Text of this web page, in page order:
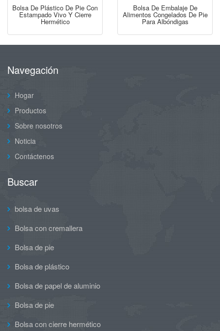
Bolsa De Plástico De Pie Con
Estampado Vivo Y Cierre
Hermético
Bolsa De Embalaje De
Alimentos Congelados De Pie
Para Albóndigas
Navegación
Hogar
Productos
Sobre nosotros
Noticia
Contáctenos
Buscar
bolsa de uvas
Bolsa con cremallera
Bolsa de pie
Bolsa de plástico
Bolsa de papel de aluminio
Bolsa de pie
Bolsa con cierre hermético